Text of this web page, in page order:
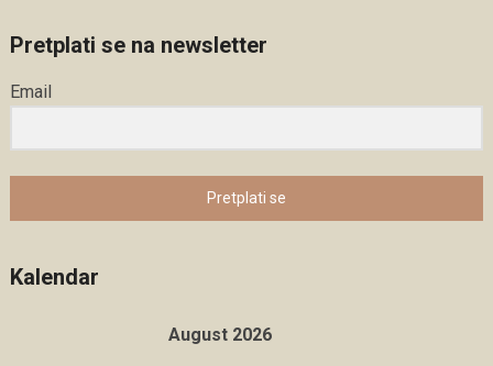
Pretplati se na newsletter
Email
Pretplati se
Kalendar
August 2026